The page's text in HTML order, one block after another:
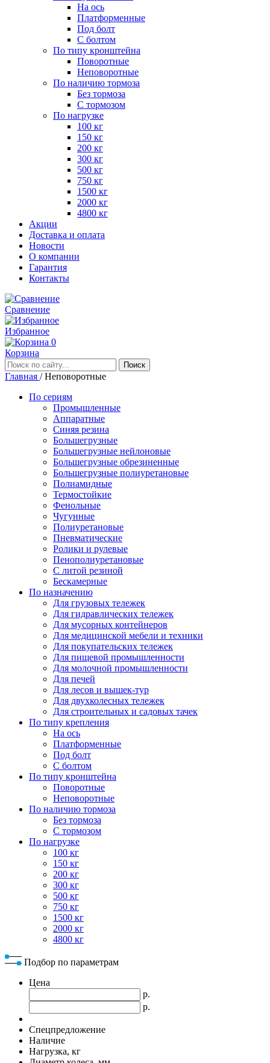
На ось
Платформенные
Под болт
С болтом
По типу кронштейна
Поворотные
Неповоротные
По наличию тормоза
Без тормоза
С тормозом
По нагрузке
100 кг
150 кг
200 кг
300 кг
500 кг
750 кг
1500 кг
2000 кг
4800 кг
Акции
Доставка и оплата
Новости
О компании
Гарантия
Контакты
Сравнение
Избранное
0
Корзина
Главная / Неповоротные
По сериям
Промышленные
Аппаратные
Синяя резина
Большегрузные
Большегрузные нейлоновые
Большегрузные обрезиненные
Большегрузные полиуретановые
Полиамидные
Термостойкие
Фенольные
Чугунные
Полиуретановые
Пневматические
Ролики и рулевые
Пенополиуретановые
С литой резиной
Бескамерные
По назначению
Для грузовых тележек
Для гидравлических тележек
Для мусорных контейнеров
Для медицинской мебели и техники
Для покупательских тележек
Для пищевой промышленности
Для молочной промышленности
Для печей
Для лесов и вышек-тур
Для двухколесных тележек
Для строительных и садовых тачек
По типу крепления
На ось
Платформенные
Под болт
С болтом
По типу кронштейна
Поворотные
Неповоротные
По наличию тормоза
Без тормоза
С тормозом
По нагрузке
100 кг
150 кг
200 кг
300 кг
500 кг
750 кг
1500 кг
2000 кг
4800 кг
Подбор по параметрам
Цена
р.
р.
Спецпредложение
Наличие
Нагрузка, кг